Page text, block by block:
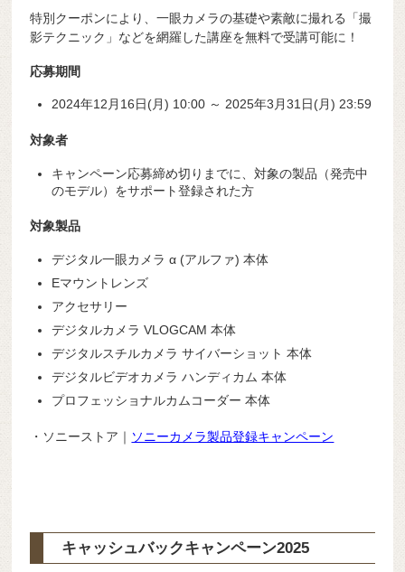
特別クーポンにより、一眼カメラの基礎や素敵に撮れる「撮
影テクニック」などを網羅した講座を無料で受講可能に！
応募期間
2024年12月16日(月) 10:00 ～ 2025年3月31日(月) 23:59
対象者
キャンペーン応募締め切りまでに、対象の製品（発売中
のモデル）をサポート登録された方
対象製品
デジタル一眼カメラ α (アルファ) 本体
Eマウントレンズ
アクセサリー
デジタルカメラ VLOGCAM 本体
デジタルスチルカメラ サイバーショット 本体
デジタルビデオカメラ ハンディカム 本体
プロフェッショナルカムコーダー 本体
・ソニーストア｜ ソニーカメラ製品登録キャンペーン
キャッシュバックキャンペーン2025